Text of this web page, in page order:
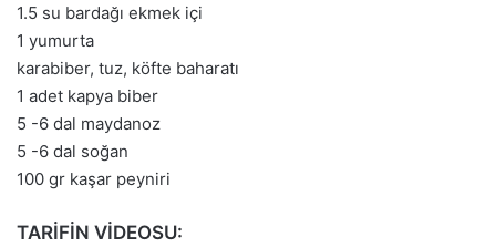
1.5 su bardağı ekmek içi
1 yumurta
karabiber, tuz, köfte baharatı
1 adet kapya biber
5 -6 dal maydanoz
5 -6 dal soğan
100 gr kaşar peyniri
TARİFİN VİDEOSU: